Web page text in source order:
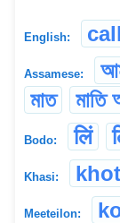
English: call
Assamese:
মাত
মাতি
Bodo: लिं
Khasi: khot
Meeteilon: